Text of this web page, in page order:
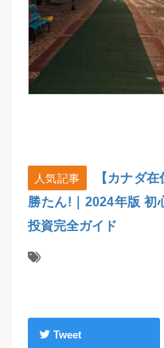
人気記事
【カナダ
勝たん!｜2024年版 初
投資完全ガイド
Tweet